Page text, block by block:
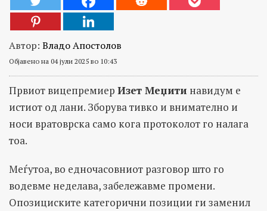
Автор: Владо Апостолов
Објавено на 04 јули 2025 во 10:43
Првиот вицепремиер Изет Меџити навидум е
истиот од лани. Зборува тивко и внимателно и
носи вратоврска само кога протоколот го налага
тоа.
Меѓутоа, во едночасовниот разговор што го
водевме неделава, забележавме промени.
Опозициските категорични позиции ги заменил